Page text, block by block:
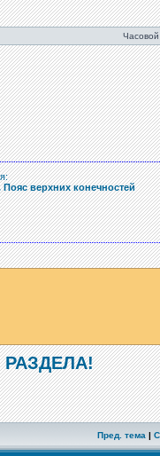
Часовой
Пояс верхних конечностей
Пред. тема |